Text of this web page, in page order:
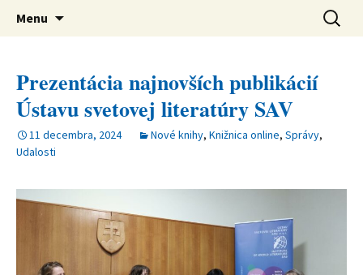
Ústav svetovej literatúry SAV
verejná výskumná inštitúcia
Menu Hľadať:
Prezentácia najnovších publikácií
Ústavu svetovej literatúry SAV
11 decembra, 2024 Nové knihy, Knižnica online, Správy,
Udalosti